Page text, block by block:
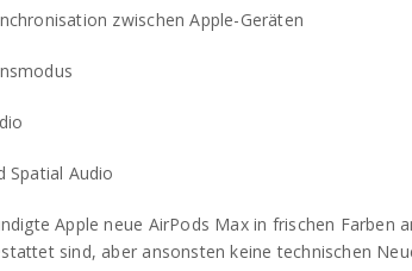
zwischen Apple-Geräten
Spatial Audio
Apple neue AirPods Max in frischen Farben
sind, aber ansonsten keine technischen